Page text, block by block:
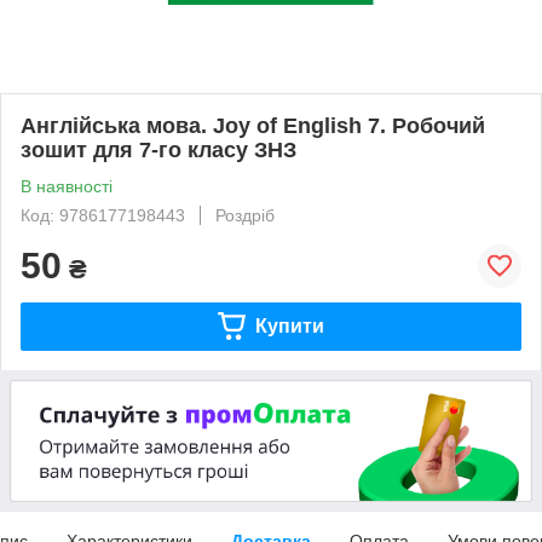
Англійська мова. Joy of English 7. Робочий
зошит для 7-го класу ЗНЗ
В наявності
Код: 9786177198443
Роздріб
50 ₴
Купити